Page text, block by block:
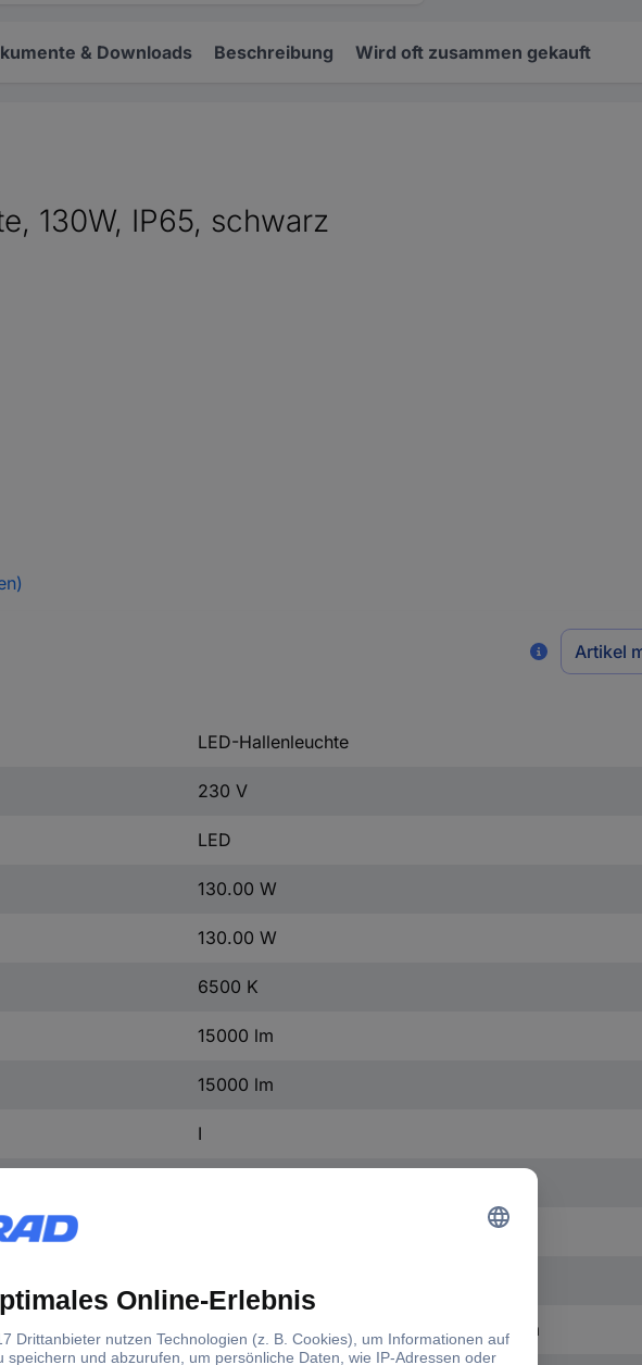
& Downloads Beschreibung Wird oft zusammen gekauft
130W, IP65, schwarz
Artikel
LED-Hallenleuchte
230 V
LED
130.00 W
130.00 W
6500 K
15000 lm
15000 lm
I
(B x H x T) 273.00 x 83.00 x 273.00 mm